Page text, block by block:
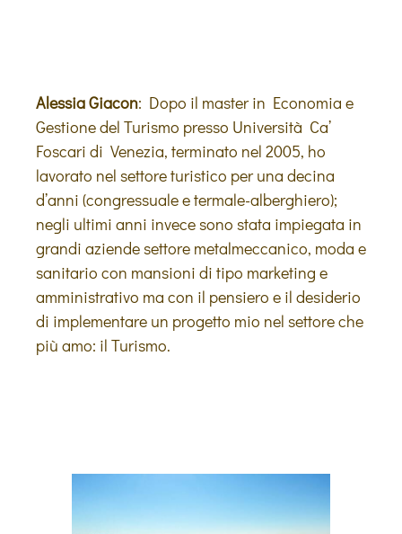
Alessia Giacon: Dopo il master in Economia e
Gestione del Turismo presso Università Ca’
Foscari di Venezia, terminato nel 2005, ho
lavorato nel settore turistico per una decina
d’anni (congressuale e termale-alberghiero);
negli ultimi anni invece sono stata impiegata in
grandi aziende settore metalmeccanico, moda e
sanitario con mansioni di tipo marketing e
amministrativo ma con il pensiero e il desiderio
di implementare un progetto mio nel settore che
più amo: il Turismo.